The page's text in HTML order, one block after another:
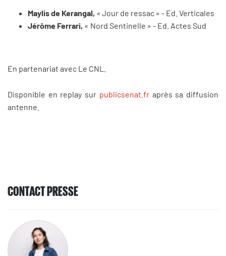
Maylis de Kerangal, « Jour de ressac » - Ed. Verticales
Jérôme Ferrari, « Nord Sentinelle » - Ed. Actes Sud
En partenariat avec Le CNL.
Disponible en replay sur publicsenat.fraprès sa diffusion
antenne.
CONTACT PRESSE